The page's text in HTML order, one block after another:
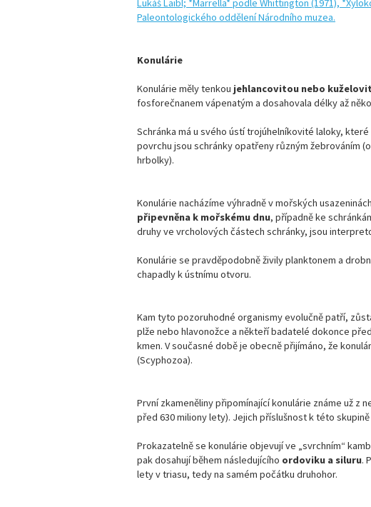
Konulárie
Konulárie měly tenkou jehlancovitou nebo
fosforečnanem vápenatým a dosahovala délky až
Schránka má u svého ústí trojúhelníkovité laloky,
povrchu jsou schránky opatřeny různým žebrováním
hrbolky).
Konulárie nacházíme výhradně v mořských
připevněna k mořskému dnu, případně ke
druhy ve vrcholových částech schránky, jsou
Konulárie se pravděpodobně živily planktonem a
chapadly k ústnímu otvoru.
Kam tyto pozoruhodné organismy evolučně patří,
plže nebo hlavonožce a někteří badatelé dokonce
kmen. V současné době je obecně přijímáno, že
(Scyphozoa).
První zkameněliny připomínající konulárie známe už z
před 630 miliony lety). Jejich příslušnost k této
Prokazatelně se konulárie objevují ve „svrchním“
pak dosahují během následujícího ordoviku a siluru.
lety v triasu, tedy na samém počátku druhohor.